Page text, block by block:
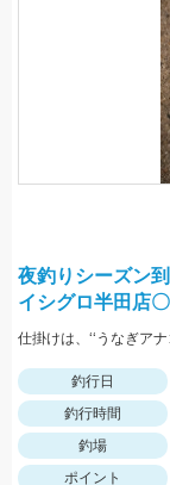
夜釣りシーズン
イシグロ半田店〇
釣行日
釣行時間
釣場
ポイント